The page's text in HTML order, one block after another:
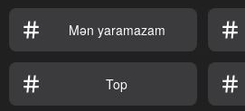
Mən yaramazam
Top